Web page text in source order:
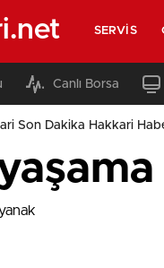
SERVIS
Canlı Borsa
Son Dakika Hakkari